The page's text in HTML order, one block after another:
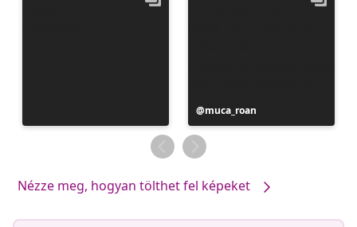
Bejegyzés
közzétevője
muca_roan
Nézze meg, hogyan tölthet fel képeket